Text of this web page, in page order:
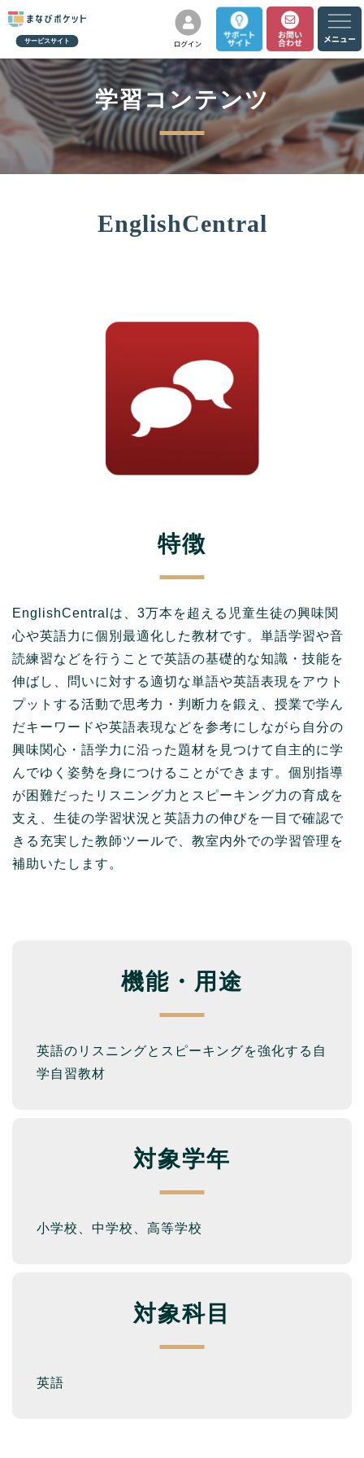
サービスサイト
学習コンテンツ
EnglishCentral
特徴
EnglishCentralは、3万本を超える児童生徒の興味関
心や英語力に個別最適化した教材です。単語学習や音
読練習などを行うことで英語の基礎的な知識・技能を
伸ばし、問いに対する適切な単語や英語表現をアウト
プットする活動で思考力・判断力を鍛え、授業で学ん
だキーワードや英語表現などを参考にしながら自分の
興味関心・語学力に沿った題材を見つけて自主的に学
んでゆく姿勢を身につけることができます。個別指導
が困難だったリスニング力とスピーキング力の育成を
支え、生徒の学習状況と英語力の伸びを一目で確認で
きる充実した教師ツールで、教室内外での学習管理を
補助いたします。
機能・用途
英語のリスニングとスピーキングを強化する自
学自習教材
対象学年
小学校、中学校、高等学校
対象科目
英語